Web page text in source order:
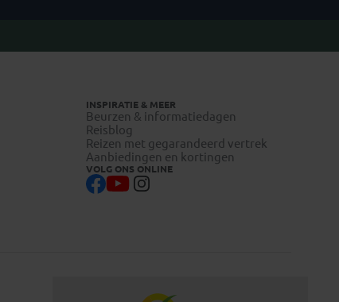
INSPIRATIE & MEER
Beurzen & informatiedagen
Reisblog
Reizen met gegarandeerd vertrek
Aanbiedingen en kortingen
VOLG ONS ONLINE